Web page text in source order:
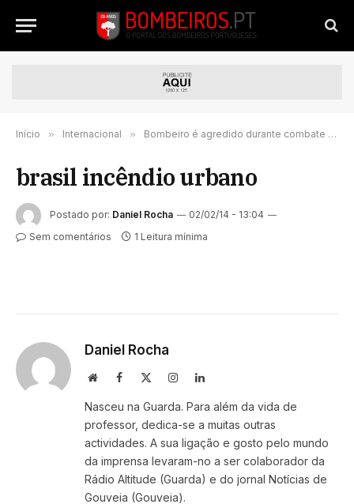
Início » Internacional » Bombeiro é agredido durante combate a incêndio
brasil incêndio urbano
Postado por: Daniel Rocha
02/02/14 - 13:04
Sem comentários
1 Leitura mínima
Daniel Rocha
WebsiteFacebook InstagramLinkedIn
Nasceu na Guarda. Para além da vida de
professor, dedica-se a muitas outras
actividades. A sua ligação e gosto pelo mundo
da imprensa levaram-no a ser colaborador da
Rádio Altitude (Guarda) e do jornal Notícias de
Gouveia (Gouveia).